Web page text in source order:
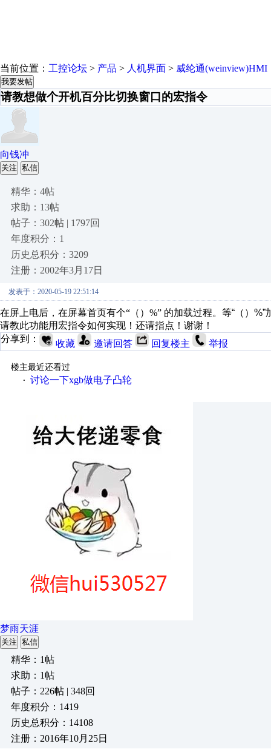
当前位置： 工控论坛 > 产品 > 人机界面 > 威纶通(weinview)HMI
我要发帖
请教想做个开机百分比切换窗口的宏指令
向钱冲
关注 私信
精华：4帖
求助：13帖
帖子：302帖 | 1797回
年度积分：1
历史总积分：3209
注册：2002年3月17日
发表于：2020-05-19 22:51:14
在屏上电后，在屏幕首页有个“（）%” 的加载过程。等“（）%”
请教此功能用宏指令如何实现！还请指点！谢谢！
分享到：
收藏 邀请回答 回复楼主 举报
楼主最近还看过
· 讨论一下xgb做电子凸轮
梦雨天涯
关注 私信
精华：1帖
求助：1帖
帖子：226帖 | 348回
年度积分：1419
历史总积分：14108
注册：2016年10月25日